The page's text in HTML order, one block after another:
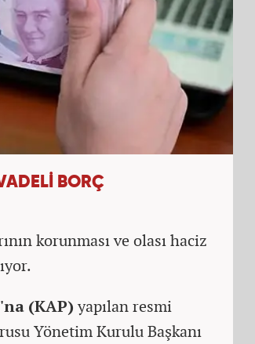
BORÇ
korunması ve olası haciz
(KAP)yapılan resmi
Yönetim Kurulu Başkanı